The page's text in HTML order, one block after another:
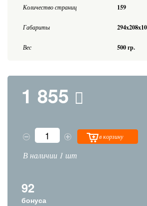
Количество страниц 159
Габариты 294x208x10
Вес 500 гр.
1 855
в корзину
В наличии 1 шт
92
бонуса